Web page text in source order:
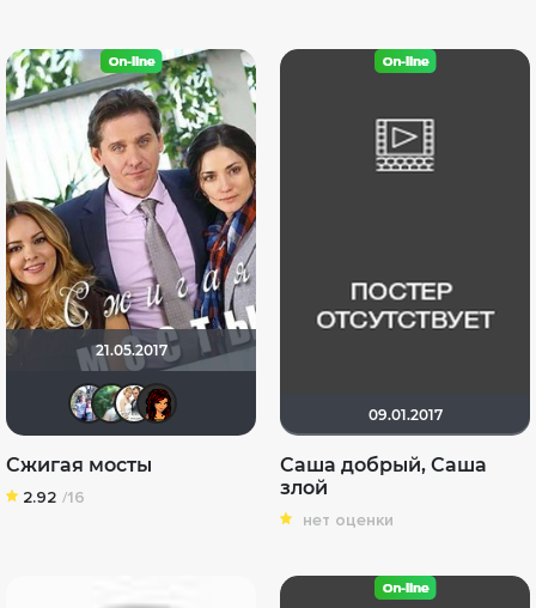
21.05.2017
Сжигая мосты
2.92 /16
09.01.2017
Саша добрый, Саша
злой
нет оценки